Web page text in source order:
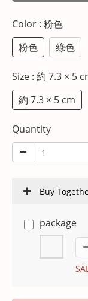
Color : 粉色
粉色
綠色
Size : 約 7.3 × 5
約 7.3 × 5 cm
Quantity
Buy
package